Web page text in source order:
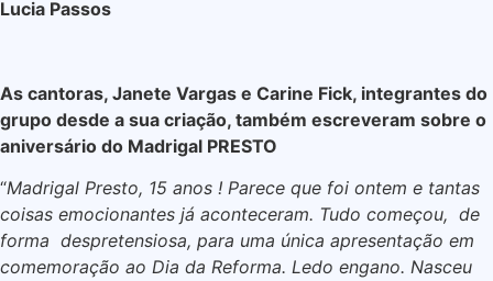
Lucia Passos
As cantoras, Janete Vargas e Carine Fick, integrantes do
grupo desde a sua criação, também escreveram sobre o
aniversário do Madrigal PRESTO
“Madrigal Presto, 15 anos ! Parece que foi ontem e tantas
coisas emocionantes já aconteceram. Tudo começou, de
forma despretensiosa, para uma única apresentação em
comemoração ao Dia da Reforma. Ledo engano. Nasceu